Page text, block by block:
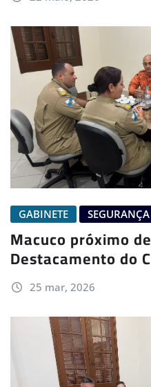
GABINETE
Macuco próximo
Destacamento do
25 mar, 2026